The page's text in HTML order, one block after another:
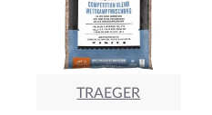
TRAEGER